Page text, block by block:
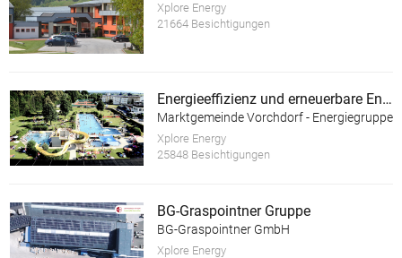
Xplore Energy
21664 Besichtigungen
Energieeffizienz und erneuerbare Energie im Almtalbad Vorchdorf
Marktgemeinde Vorchdorf - Energiegruppe
Xplore Energy
25848 Besichtigungen
BG-Graspointner Gruppe
BG-Graspointner GmbH
Xplore Energy